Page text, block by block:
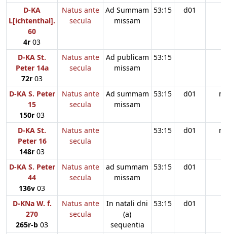
D-KA
L[ichtenthal].
60
4r 03
Natus ante
secula
Ad Summam
missam
53:15 d01
D-KA St.
Peter 14a
72r 03
Natus ante
secula
Ad publicam
missam
53:15
D-KA S. Peter
15
150r 03
Natus ante
secula
Ad summam
missam
53:15 d01 n
D-KA St.
Peter 16
148r 03
Natus ante
secula
53:15 d01 n
D-KA S. Peter
44
136v 03
Natus ante
secula
ad summam
missam
53:15 d01
D-KNa W. f.
270
265r-b 03
Natus ante
secula
In natali dni
(a)
sequentia
53:15 d01